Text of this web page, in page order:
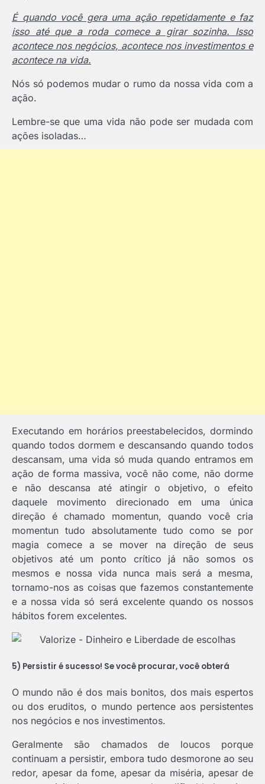
É quando você gera uma ação repetidamente e faz
isso até que a roda comece a girar sozinha. Isso
acontece nos negócios, acontece nos investimentos e
acontece na vida.
Nós só podemos mudar o rumo da nossa vida com a
ação.
Lembre-se que uma vida não pode ser mudada com
ações isoladas…
Executando em horários preestabelecidos, dormindo
quando todos dormem e descansando quando todos
descansam, uma vida só muda quando entramos em
ação de forma massiva, você não come, não dorme
e não descansa até atingir o objetivo, o efeito
daquele movimento direcionado em uma única
direção é chamado momentun, quando você cria
momentun tudo absolutamente tudo como se por
magia comece a se mover na direção de seus
objetivos até um ponto crítico já não somos os
mesmos e nossa vida nunca mais será a mesma,
tornamo-nos as coisas que fazemos constantemente
e a nossa vida só será excelente quando os nossos
hábitos forem excelentes.
5) Persistir é sucesso! Se você procurar, você obterá
O mundo não é dos mais bonitos, dos mais espertos
ou dos eruditos, o mundo pertence aos persistentes
nos negócios e nos investimentos.
Geralmente são chamados de loucos porque
continuam a persistir, embora tudo desmorone ao seu
redor, apesar da fome, apesar da miséria, apesar de